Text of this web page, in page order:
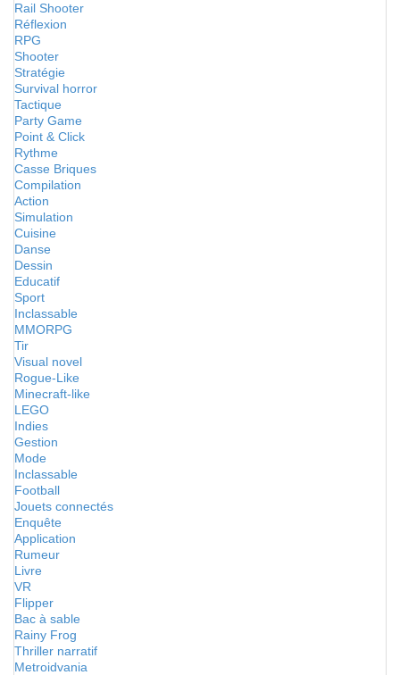
Rail Shooter
Réflexion
RPG
Shooter
Stratégie
Survival horror
Tactique
Party Game
Point & Click
Rythme
Casse Briques
Compilation
Action
Simulation
Cuisine
Danse
Dessin
Educatif
Sport
Inclassable
MMORPG
Tir
Visual novel
Rogue-Like
Minecraft-like
LEGO
Indies
Gestion
Mode
Inclassable
Football
Jouets connectés
Enquête
Application
Rumeur
Livre
VR
Flipper
Bac à sable
Rainy Frog
Thriller narratif
Metroidvania